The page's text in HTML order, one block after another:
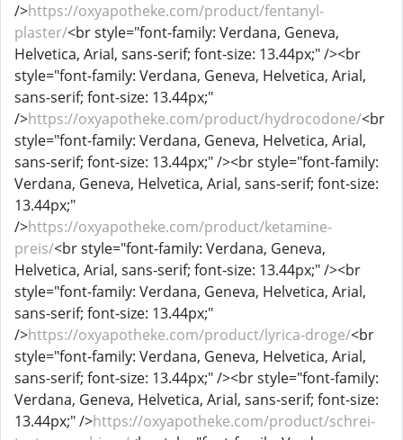
/>https://oxyapotheke.com/product/fentanyl-
plaster/<br style="font-family: Verdana, Geneva,
Helvetica, Arial, sans-serif; font-size: 13.44px;" /><br
style="font-family: Verdana, Geneva, Helvetica, Arial,
sans-serif; font-size: 13.44px;"
/>https://oxyapotheke.com/product/hydrocodone/<br
style="font-family: Verdana, Geneva, Helvetica, Arial,
sans-serif; font-size: 13.44px;" /><br style="font-family:
Verdana, Geneva, Helvetica, Arial, sans-serif; font-size:
13.44px;"
/>https://oxyapotheke.com/product/ketamine-
preis/<br style="font-family: Verdana, Geneva,
Helvetica, Arial, sans-serif; font-size: 13.44px;" /><br
style="font-family: Verdana, Geneva, Helvetica, Arial,
sans-serif; font-size: 13.44px;"
/>https://oxyapotheke.com/product/lyrica-droge/<br
style="font-family: Verdana, Geneva, Helvetica, Arial,
sans-serif; font-size: 13.44px;" /><br style="font-family:
Verdana, Geneva, Helvetica, Arial, sans-serif; font-size:
13.44px;" />https://oxyapotheke.com/product/schrei-